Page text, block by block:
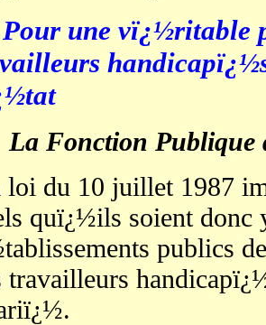
Pour une vï¿½ritable
La Fonction
loi du 10 juillet 1987
quï¿½ils soient donc
publics
travailleurs